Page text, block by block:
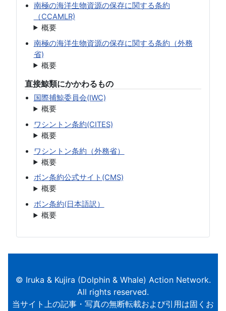
南極の海洋生物資源の保存に関する条約
（CCAMLR)
概要
南極の海洋生物資源の保存に関する条約（外務
省)
概要
直接鯨類にかかわるもの
国際捕鯨委員会(IWC)
概要
ワシントン条約(CITES)
概要
ワシントン条約（外務省）
概要
ボン条約公式サイト(CMS)
概要
ボン条約(日本語訳）
概要
© Iruka & Kujira (Dolphin & Whale) Action Network.
All rights reserved.
当サイト上の記事・写真の無断転載および引用は固くお